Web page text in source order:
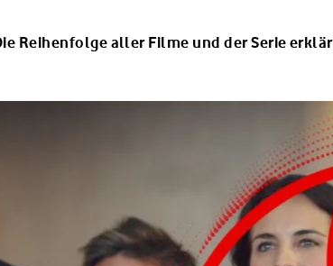
Reihenfolge aller Filme und der Serie